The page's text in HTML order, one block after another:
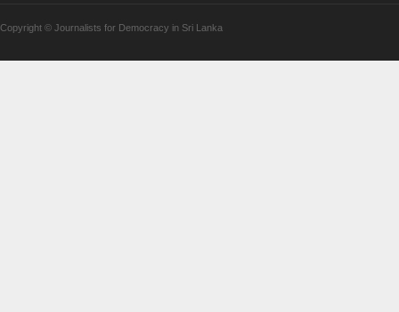
Copyright © Journalists for Democracy in Sri Lanka